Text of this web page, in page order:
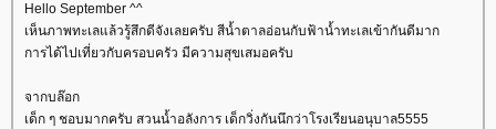
Hello September ^^
เห็นภาพทะเลแล้วรู้สึกดีจังเลยครับ สีน้ำตาลอ่อนกับฟ้าน้ำทะเลเข้ากันดีมาก
การได้ไปเที่ยวกับครอบครัว มีความสุขเสมอครับ
จากบล๊อก
เด็ก ๆ ชอบมากครับ สวนน้ำอลังการ เด็กวิ่งกันนึกว่าโรงเรียนอนุบาล5555